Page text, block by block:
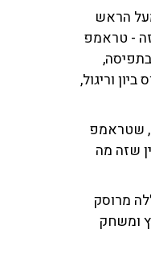
הראש
- טראמפ
וריגול,
שטראמפ
שזה מה
מרוסק
ומשחק